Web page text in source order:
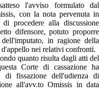
l'avviso formulato dal
con la nota pervenuta in
procedere alla discussione
difensore, potuto proporre
in ragione della
d'appello nei relativi confronti.
quanto risulta dagli atti del
Corte di cassazione ha
di fissazione dell'udienza di
all'avv.to Omissis in data